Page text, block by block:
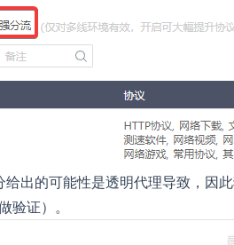
出的可能性是透明代理导致，因
验证）。